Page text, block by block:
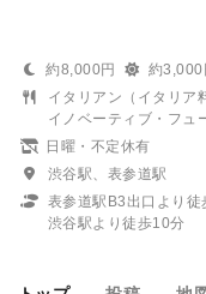
約8,000円
約3,000
イタリアン（イタリア
イノベーティブ・フュ
日曜・不定休有
渋谷駅、表参道駅
表参道駅B3出口より徒
渋谷駅より徒歩10分